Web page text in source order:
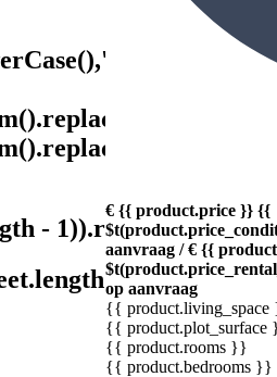
^\-+|\-+$/g,
^\-+|\-+$/g,
- 1)).replace(/-/g,' ')
-
€ {{ product.price }} {{
aanvraag /€ {{
op aanvraag
{{ product.living_space
{{ product.plot_surface
{{ product.rooms }}
{{ product.bedrooms }}